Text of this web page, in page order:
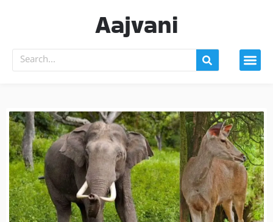
Aajvani